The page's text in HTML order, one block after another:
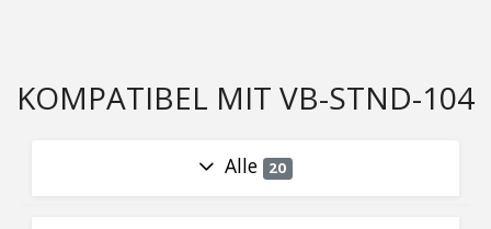
KOMPATIBEL MIT VB-STND-104
Alle 20